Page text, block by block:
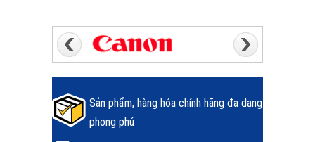
Sản phẩm, hàng hóa chính hãng đa dạng
phong phú